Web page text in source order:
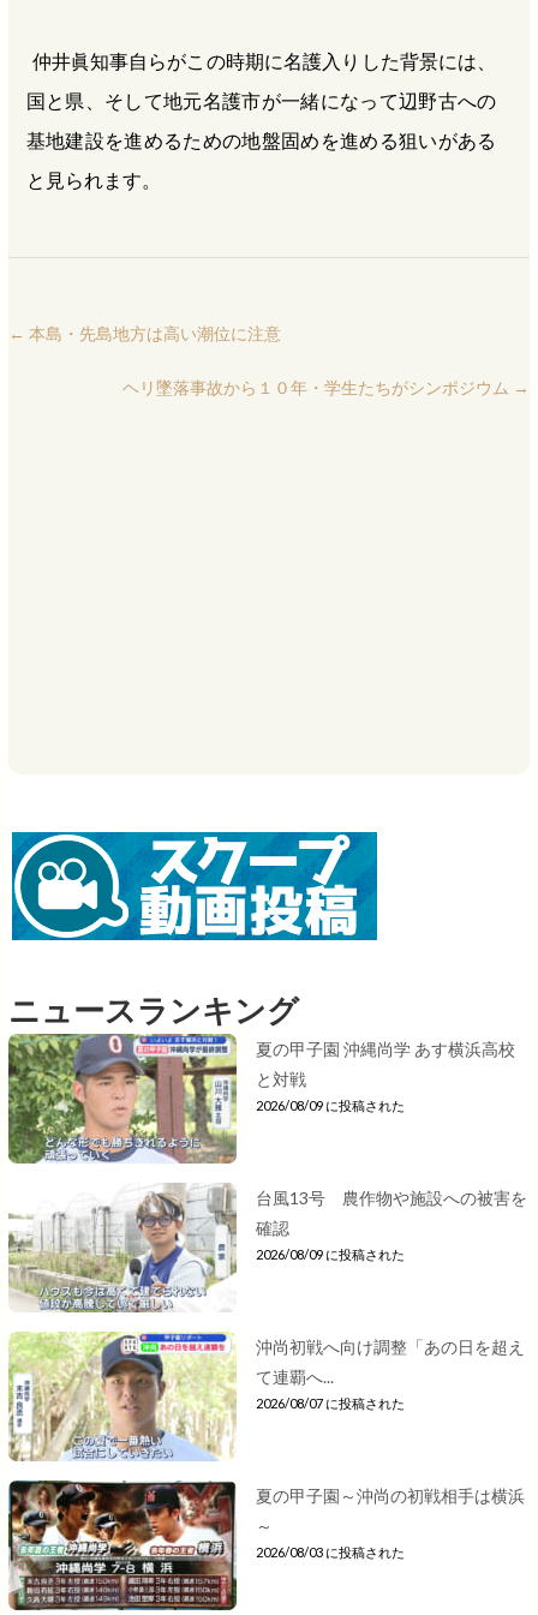
仲井眞知事自らがこの時期に名護入りした背景には、
国と県、そして地元名護市が一緒になって辺野古への
基地建設を進めるための地盤固めを進める狙いがある
と見られます。
← 本島・先島地方は高い潮位に注意
ヘリ墜落事故から１０年・学生たちがシンポジウム →
ニュースランキング
夏の甲子園 沖縄尚学 あす横浜高校
と対戦
2026/08/09 に投稿された
台風13号 農作物や施設への被害を
確認
2026/08/09 に投稿された
沖尚初戦へ向け調整「あの日を超え
て連覇へ...
2026/08/07 に投稿された
夏の甲子園～沖尚の初戦相手は横浜
～
2026/08/03 に投稿された